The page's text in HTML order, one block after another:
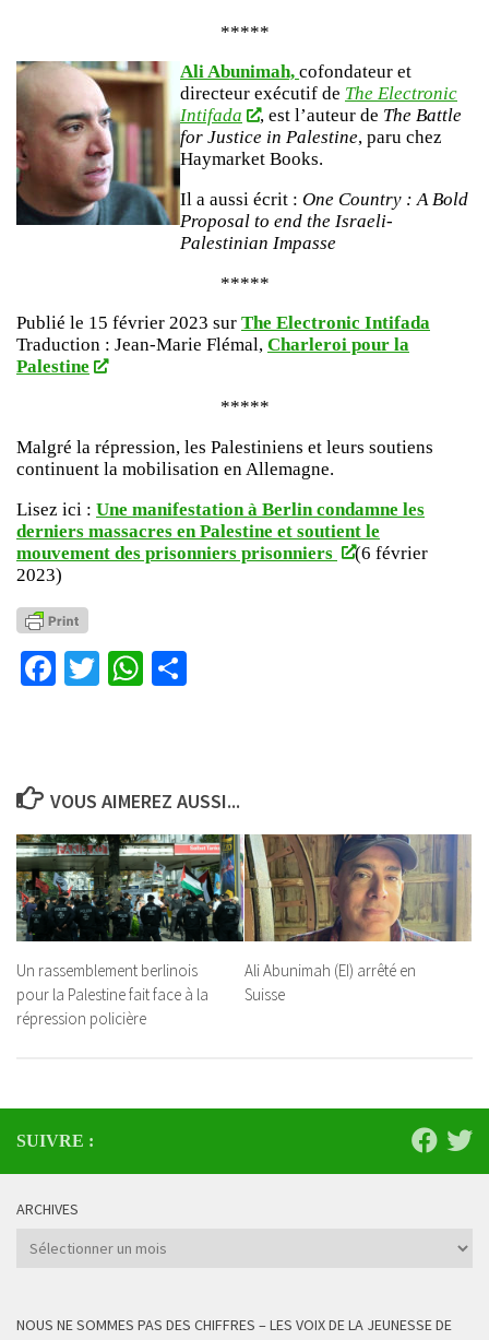
*****
Ali Abunimah, cofondateur et
directeur exécutif de The Electronic
Intifada
, est l’auteur de The Battle
for Justice in Palestine, paru chez
Haymarket Books.
Il a aussi écrit : One Country : A Bold
Proposal to end the Israeli-
Palestinian Impasse
*****
Publié le 15 février 2023 sur The Electronic Intifada
Traduction : Jean-Marie Flémal, Charleroi pour la
Palestine
*****
Malgré la répression, les Palestiniens et leurs soutiens
continuent la mobilisation en Allemagne.
Lisez ici : Une manifestation à Berlin condamne les
derniers massacres en Palestine et soutient le
mouvement des prisonniers prisonniers
(6 février
2023)
Facebook
TwitterWhatsApp
VOUS AIMEREZ AUSSI...
Un rassemblement berlinois
pour la Palestine fait face à la
répression policière
Ali Abunimah (EI) arrêté en
Suisse
SUIVRE :
ARCHIVES
Archives
NOUS NE SOMMES PAS DES CHIFFRES – LES VOIX DE LA JEUNESSE DE